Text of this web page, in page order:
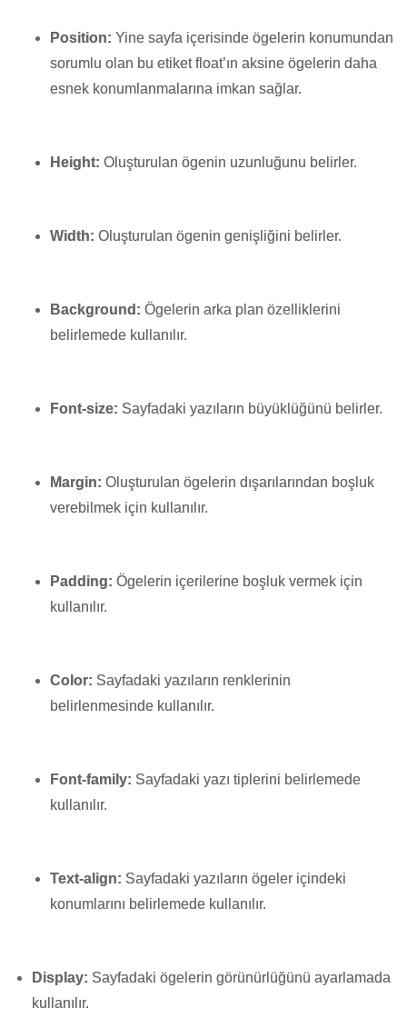
Position: Yine sayfa içerisinde ögelerin konumundan
sorumlu olan bu etiket float’ın aksine ögelerin daha
esnek konumlanmalarına imkan sağlar.
Height: Oluşturulan ögenin uzunluğunu belirler.
Width: Oluşturulan ögenin genişliğini belirler.
Background: Ögelerin arka plan özelliklerini
belirlemede kullanılır.
Font-size: Sayfadaki yazıların büyüklüğünü belirler.
Margin: Oluşturulan ögelerin dışarılarından boşluk
verebilmek için kullanılır.
Padding: Ögelerin içerilerine boşluk vermek için
kullanılır.
Color: Sayfadaki yazıların renklerinin
belirlenmesinde kullanılır.
Font-family: Sayfadaki yazı tiplerini belirlemede
kullanılır.
Text-align: Sayfadaki yazıların ögeler içindeki
konumlarını belirlemede kullanılır.
Display: Sayfadaki ögelerin görünürlüğünü ayarlamada
kullanılır.